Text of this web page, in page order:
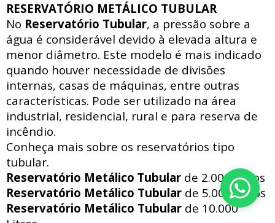
RESERVATÓRIO METÁLICO TUBULAR
No Reservatório Tubular, a pressão sobre a
água é considerável devido à elevada altura e
menor diâmetro. Este modelo é mais indicado
quando houver necessidade de divisões
internas, casas de máquinas, entre outras
características. Pode ser utilizado na área
industrial, residencial, rural e para reserva de
incêndio.
Conheça mais sobre os reservatórios tipo
tubular.
Reservatório Metálico Tubular de 2.000 Litros
Reservatório Metálico Tubular de 5.000 Litros
Reservatório Metálico Tubular de 10.000